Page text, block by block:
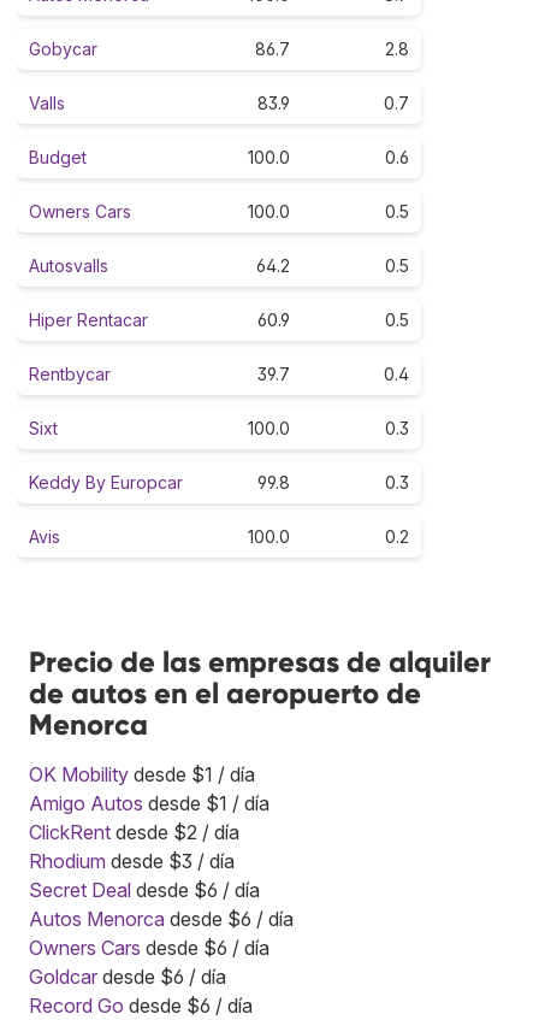
Gobycar 86.7 2.8
Valls 83.9 0.7
Budget 100.0 0.6
Owners Cars 100.0 0.5
Autosvalls 64.2 0.5
Hiper Rentacar 60.9 0.5
Rentbycar 39.7 0.4
Sixt 100.0 0.3
Keddy By Europcar 99.8 0.3
Avis 100.0 0.2
Precio de las empresas de alquiler
de autos en el aeropuerto de
Menorca
OK Mobility desde $1 / día
Amigo Autos desde $1 / día
ClickRent desde $2 / día
Rhodium desde $3 / día
Secret Deal desde $6 / día
Autos Menorca desde $6 / día
Owners Cars desde $6 / día
Goldcar desde $6 / día
Record Go desde $6 / día